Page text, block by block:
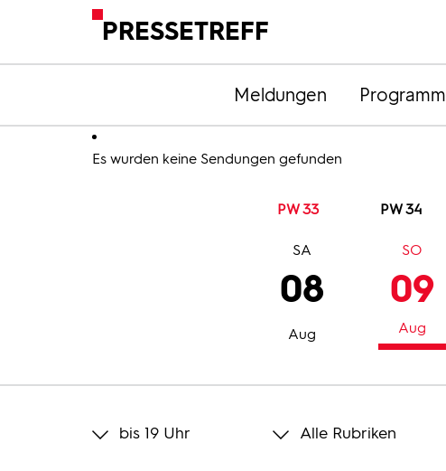
PRESSETREFF
Meldungen Programm
Es wurden keine Sendungen gefunden
PW 33 PW 34
08
Aug
SA
09
Aug
SO
bis 19 Uhr Alle Rubriken